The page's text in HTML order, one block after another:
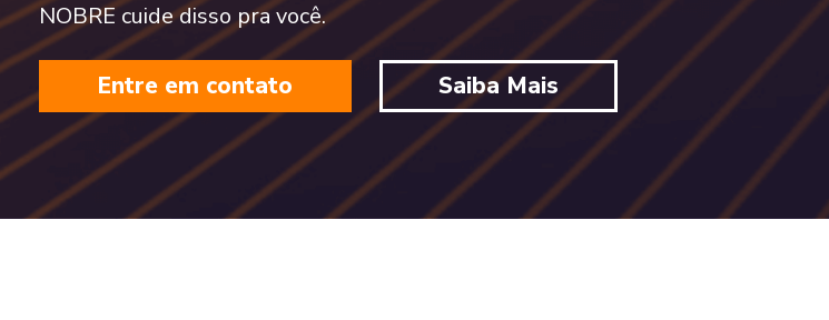
NOBRE cuide disso pra você.
Entre em contato Saiba Mais